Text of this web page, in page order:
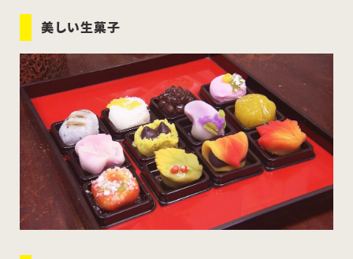
美しい生菓子